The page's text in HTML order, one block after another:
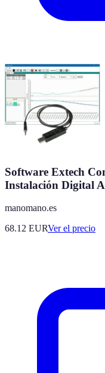
Software Extech
Instalación Digital
manomano.es
68.12 EURVer el precio